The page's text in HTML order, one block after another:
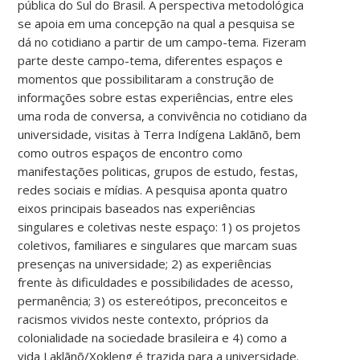
pública do Sul do Brasil. A perspectiva metodológica
se apoia em uma concepção na qual a pesquisa se
dá no cotidiano a partir de um campo-tema. Fizeram
parte deste campo-tema, diferentes espaços e
momentos que possibilitaram a construção de
informações sobre estas experiências, entre eles
uma roda de conversa, a convivência no cotidiano da
universidade, visitas à Terra Indígena Laklãnõ, bem
como outros espaços de encontro como
manifestações politicas, grupos de estudo, festas,
redes sociais e mídias. A pesquisa aponta quatro
eixos principais baseados nas experiências
singulares e coletivas neste espaço: 1) os projetos
coletivos, familiares e singulares que marcam suas
presenças na universidade; 2) as experiências
frente às dificuldades e possibilidades de acesso,
permanência; 3) os estereótipos, preconceitos e
racismos vividos neste contexto, próprios da
colonialidade na sociedade brasileira e 4) como a
vida Laklãnõ/Xokleng é trazida para a universidade.